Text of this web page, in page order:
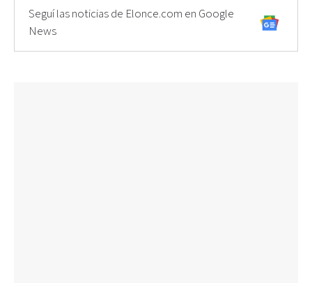
Seguí las noticias de Elonce.com en Google
News